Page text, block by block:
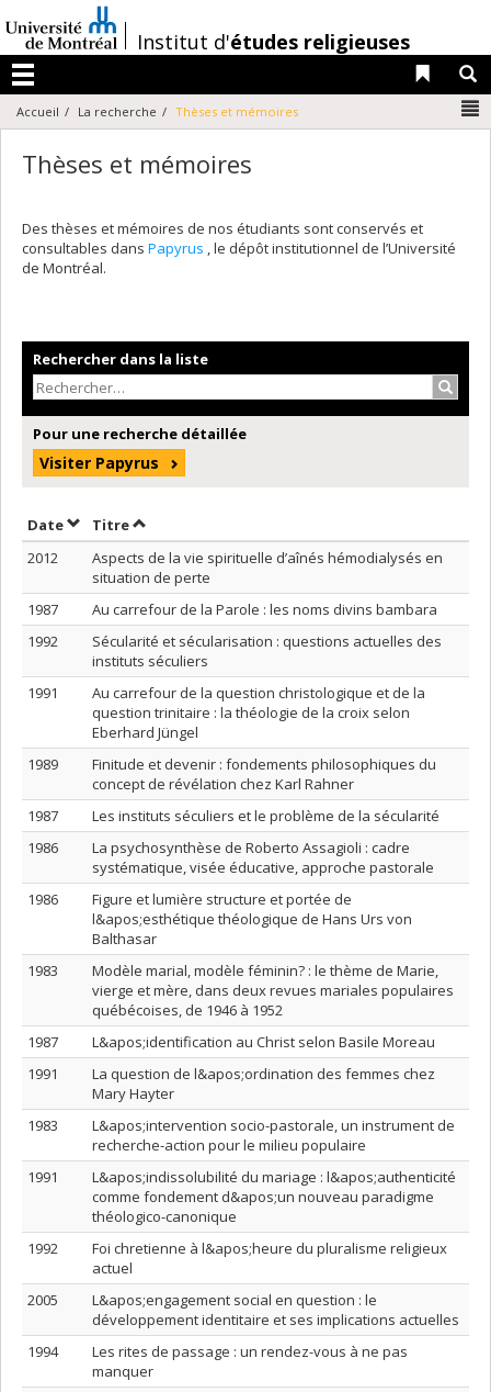
au
contenu
/Institut d'études religieuses
Menu
Liens
Accueil La recherche Thèses et mémoires
Thèses et mémoires
Des thèses et mémoires de nos étudiants sont conservés et
consultables dans Papyrus , le dépôt institutionnel de l’Université
de Montréal.
Rechercher dans la liste
Pour une recherche détaillée
Visiter Papyrus
DateTrier par date en ordre décroissant
TitreTrier par titre en ordre décroissant
2012
Aspects de la vie spirituelle d’aînés hémodialysés en
situation de perte
1987
Au carrefour de la Parole : les noms divins bambara
1992
Sécularité et sécularisation : questions actuelles des
instituts séculiers
1991
Au carrefour de la question christologique et de la
question trinitaire : la théologie de la croix selon
Eberhard Jüngel
1989
Finitude et devenir : fondements philosophiques du
concept de révélation chez Karl Rahner
1987
Les instituts séculiers et le problème de la sécularité
1986
La psychosynthèse de Roberto Assagioli : cadre
systématique, visée éducative, approche pastorale
1986
Figure et lumière structure et portée de
l&apos;esthétique théologique de Hans Urs von
Balthasar
1983
Modèle marial, modèle féminin? : le thème de Marie,
vierge et mère, dans deux revues mariales populaires
québécoises, de 1946 à 1952
1987
L&apos;identification au Christ selon Basile Moreau
1991
La question de l&apos;ordination des femmes chez
Mary Hayter
1983
L&apos;intervention socio-pastorale, un instrument de
recherche-action pour le milieu populaire
1991
L&apos;indissolubilité du mariage : l&apos;authenticité
comme fondement d&apos;un nouveau paradigme
théologico-canonique
1992
Foi chretienne à l&apos;heure du pluralisme religieux
actuel
2005
L&apos;engagement social en question : le
développement identitaire et ses implications actuelles
1994
Les rites de passage : un rendez-vous à ne pas
manquer